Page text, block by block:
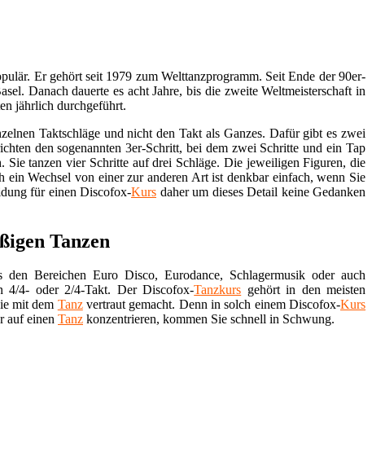
Er gehört seit 1979 zum Welttanzprogramm. Seit Ende der 90er-
Danach dauerte es acht Jahre, bis die zweite Weltmeisterschaft in
jährlich durchgeführt.
Taktschläge und nicht den Takt als Ganzes. Dafür gibt es zwei
den sogenannten 3er-Schritt, bei dem zwei Schritte und ein Tap
tanzen vier Schritte auf drei Schläge. Die jeweiligen Figuren, die
Wechsel von einer zur anderen Art ist denkbar einfach, wenn Sie
für einen Discofox-Kurs daher um dieses Detail keine Gedanken
Tanzen
Bereichen Euro Disco, Eurodance, Schlagermusik oder auch
4/4- oder 2/4-Takt. Der Discofox-Tanzkurs gehört in den meisten
mit dem Tanzvertraut gemacht. Denn in solch einem Discofox-Kurs
auf einen Tanz konzentrieren, kommen Sie schnell in Schwung.